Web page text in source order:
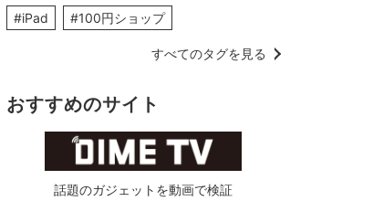
#iPad #100円ショップ
すべてのタグを見る
おすすめのサイト
話題のガジェットを動画で検証